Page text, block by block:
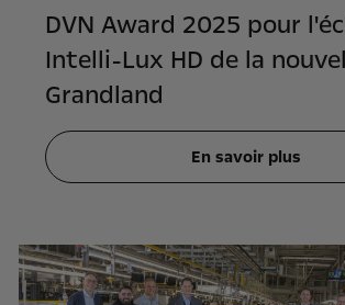
DVN Award 2025 pour
Intelli-Lux HD de la
Grandland
En savoir plus